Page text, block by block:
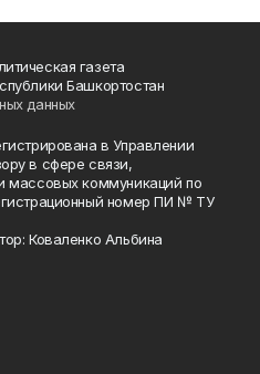
газета
Башкортостан
данных
в Управлении
в сфере связи,
массовых коммуникаций по
номер ПИ № ТУ
Коваленко Альбина